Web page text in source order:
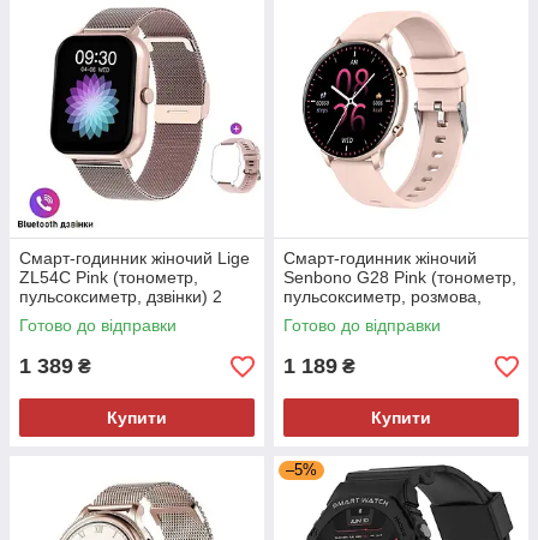
Смарт-годинник жіночий Lige
ZL54C Pink (тонометр,
пульсоксиметр, дзвінки) 2
ремінці
Готово до відправки
1 389 ₴
Купити
Смарт-годинник жіночий
Senbono G28 Pink (тонометр,
пульсоксиметр, розмова,
дзвінки)
Готово до відправки
1 189 ₴
Купити
–5%